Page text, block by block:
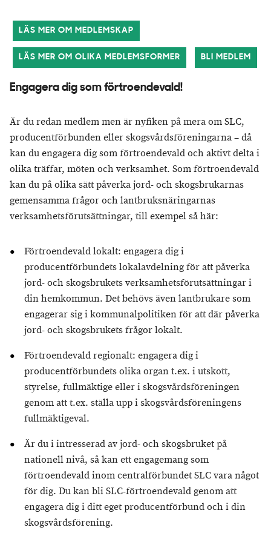
LÄS MER OM MEDLEMSKAP
LÄS MER OM OLIKA MEDLEMSFORMER BLI MEDLEM
Engagera dig som förtroendevald!
Är du redan medlem men är nyfiken på mera om SLC,
producentförbunden eller skogsvårdsföreningarna – då
kan du engagera dig som förtroendevald och aktivt delta i
olika träffar, möten och verksamhet. Som förtroendevald
kan du på olika sätt påverka jord- och skogsbrukarnas
gemensamma frågor och lantbruksnäringarnas
verksamhetsförutsättningar, till exempel så här:
Förtroendevald lokalt: engagera dig i
producentförbundets lokalavdelning för att påverka
jord- och skogsbrukets verksamhetsförutsättningar i
din hemkommun. Det behövs även lantbrukare som
engagerar sig i kommunalpolitiken för att där påverka
jord- och skogsbrukets frågor lokalt.
Förtroendevald regionalt: engagera dig i
producentförbundets olika organ t.ex. i utskott,
styrelse, fullmäktige eller i skogsvårdsföreningen
genom att t.ex. ställa upp i skogsvårdsföreningens
fullmäktigeval.
Är du i intresserad av jord- och skogsbruket på
nationell nivå, så kan ett engagemang som
förtroendevald inom centralförbundet SLC vara något
för dig. Du kan bli SLC-förtroendevald genom att
engagera dig i ditt eget producentförbund och i din
skogsvårdsförening.